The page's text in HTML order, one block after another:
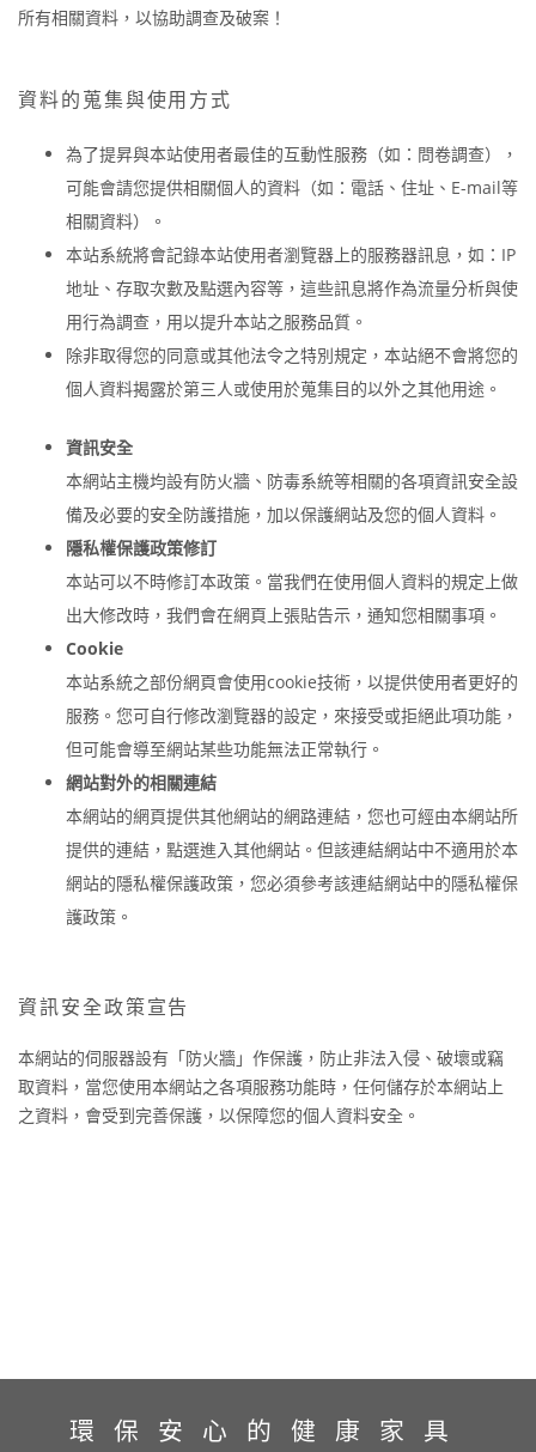
所有相關資料，以協助調查及破案！
資料的蒐集與使用方式
為了提昇與本站使用者最佳的互動性服務（如：問卷調查），
可能會請您提供相關個人的資料（如：電話、住址、E-mail等
相關資料）。
本站系統將會記錄本站使用者瀏覽器上的服務器訊息，如：IP
地址、存取次數及點選內容等，這些訊息將作為流量分析與使
用行為調查，用以提升本站之服務品質。
除非取得您的同意或其他法令之特別規定，本站絕不會將您的
個人資料揭露於第三人或使用於蒐集目的以外之其他用途。
資訊安全
本網站主機均設有防火牆、防毒系統等相關的各項資訊安全設
備及必要的安全防護措施，加以保護網站及您的個人資料。
隱私權保護政策修訂
本站可以不時修訂本政策。當我們在使用個人資料的規定上做
出大修改時，我們會在網頁上張貼告示，通知您相關事項。
Cookie
本站系統之部份網頁會使用cookie技術，以提供使用者更好的
服務。您可自行修改瀏覽器的設定，來接受或拒絕此項功能，
但可能會導至網站某些功能無法正常執行。
網站對外的相關連結
本網站的網頁提供其他網站的網路連結，您也可經由本網站所
提供的連結，點選進入其他網站。但該連結網站中不適用於本
網站的隱私權保護政策，您必須參考該連結網站中的隱私權保
護政策。
資訊安全政策宣告
本網站的伺服器設有「防火牆」作保護，防止非法入侵、破壞或竊
取資料，當您使用本網站之各項服務功能時，任何儲存於本網站上
之資料，會受到完善保護，以保障您的個人資料安全。
環保安心的健康家具